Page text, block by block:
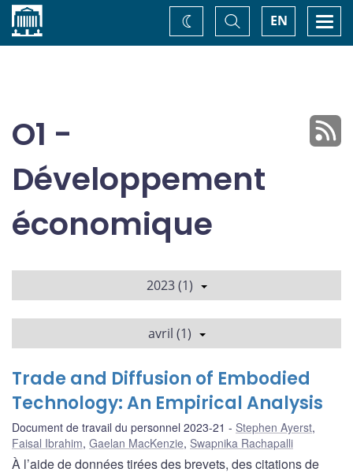
Accueil EN
Basculer
la
recherche
Changez
de
O1 -
Développement
économique
2023 (1)
avril (1)
Trade and Diffusion of Embodied
Technology: An Empirical Analysis
Document de travail du personnel 2023-21 Stephen Ayerst,
Faisal Ibrahim, Gaelan MacKenzie, Swapnika Rachapalli
À l’aide de données tirées des brevets, des citations de